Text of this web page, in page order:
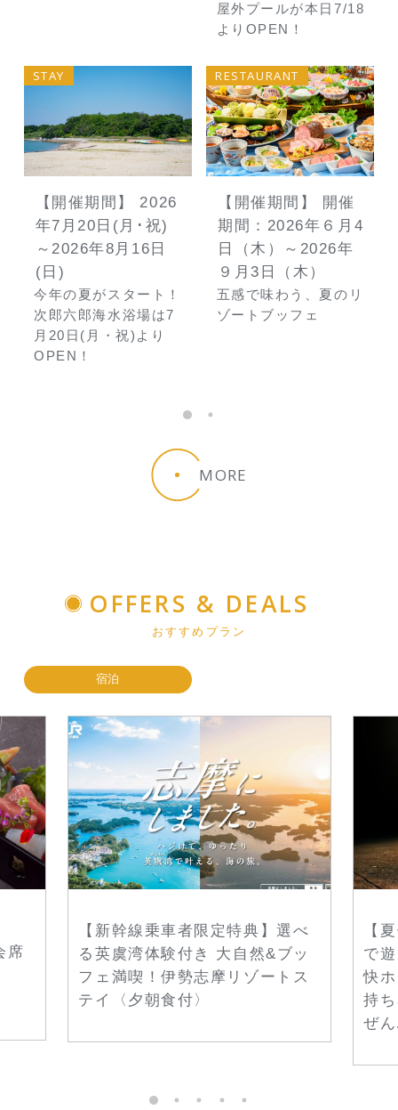
屋外プールが本日7/18
よりOPEN！
STAY
【開催期間】 2026
年7月20日(月･祝)
～2026年8月16日
(日)
今年の夏がスタート！
次郎六郎海水浴場は7
月20日(月・祝)より
OPEN！
RESTAURANT
【開催期間】 開催
期間：2026年６月4
日（木）～2026年
９月3日（木）
五感で味わう、夏のリ
ゾートブッフェ
MORE
OFFERS & DEALS
おすすめプラン
宿泊
席
【新幹線乗車者限定特典】選べ
る英虞湾体験付き 大自然&ブッ
フェ満喫！伊勢志摩リゾートス
テイ〈夕朝食付〉
【
で
快
持
ぜ